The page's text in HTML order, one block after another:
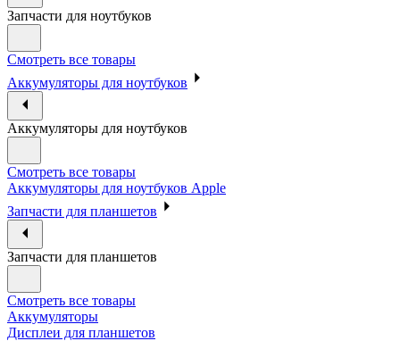
Запчасти для ноутбуков
Смотреть все товары
Аккумуляторы для ноутбуков
Аккумуляторы для ноутбуков
Смотреть все товары
Аккумуляторы для ноутбуков Apple
Запчасти для планшетов
Запчасти для планшетов
Смотреть все товары
Аккумуляторы
Дисплеи для планшетов